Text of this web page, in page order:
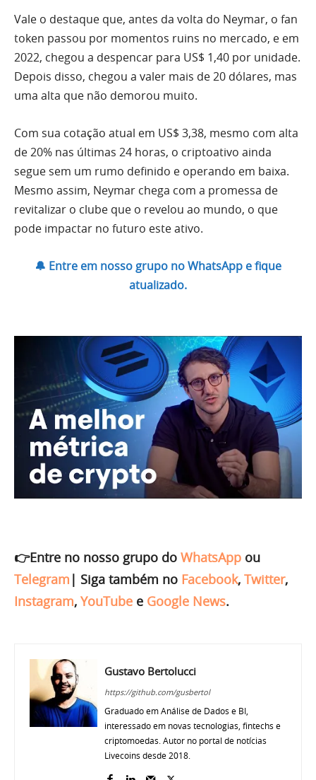
Vale o destaque que, antes da volta do Neymar, o fan
token passou por momentos ruins no mercado, e em
2022, chegou a despencar para US$ 1,40 por unidade.
Depois disso, chegou a valer mais de 20 dólares, mas
uma alta que não demorou muito.
Com sua cotação atual em US$ 3,38, mesmo com alta
de 20% nas últimas 24 horas, o criptoativo ainda
segue sem um rumo definido e operando em baixa.
Mesmo assim, Neymar chega com a promessa de
revitalizar o clube que o revelou ao mundo, o que
pode impactar no futuro este ativo.
🔔 Entre em nosso grupo no WhatsApp e fique
atualizado.
👉Entre no nosso grupo do WhatsApp ou
Telegram | Siga também no Facebook, Twitter,
Instagram, YouTube e Google News.
Gustavo Bertolucci
https://github.com/gusbertol
Graduado em Análise de Dados e BI,
interessado em novas tecnologias, fintechs e
criptomoedas. Autor no portal de notícias
Livecoins desde 2018.